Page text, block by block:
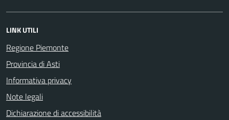
LINK UTILI
Regione Piemonte
Provincia di Asti
Informativa privacy
Note legali
Dichiarazione di accessibilità